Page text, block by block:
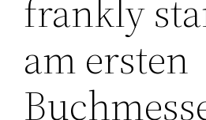
frankly
am ersten